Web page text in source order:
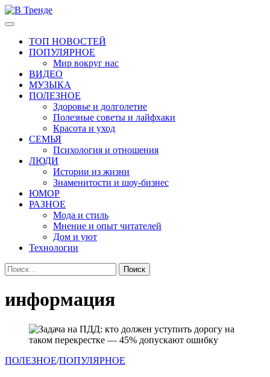
Перейти
к
Основное
ТОП НОВОСТЕЙ
ПОПУЛЯРНОЕ
Мир вокруг нас
ВИДЕО
МУЗЫКА
ПОЛЕЗНОЕ
Здоровье и долголетие
Полезные советы и лайфхаки
Красота и уход
СЕМЬЯ
Психология и отношения
ЛЮДИ
Истории из жизни
Знаменитости и шоу-бизнес
ЮМОР
РАЗНОЕ
Мода и стиль
Мнение и опыт читателей
Дом и уют
Технологии
Найти:
информация
ПОЛЕЗНОЕ/ПОПУЛЯРНОЕ